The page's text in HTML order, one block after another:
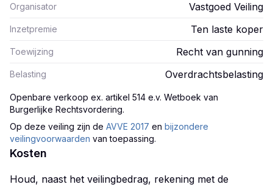
Organisator Vastgoed Veiling
Inzetpremie Ten laste koper
Toewijzing Recht van gunning
Belasting Overdrachtsbelasting
Openbare verkoop ex. artikel 514 e.v. Wetboek van
Burgerlijke Rechtsvordering.
Op deze veiling zijn de AVVE 2017 en bijzondere
veilingvoorwaarden van toepassing.
Kosten
Houd, naast het veilingbedrag, rekening met de